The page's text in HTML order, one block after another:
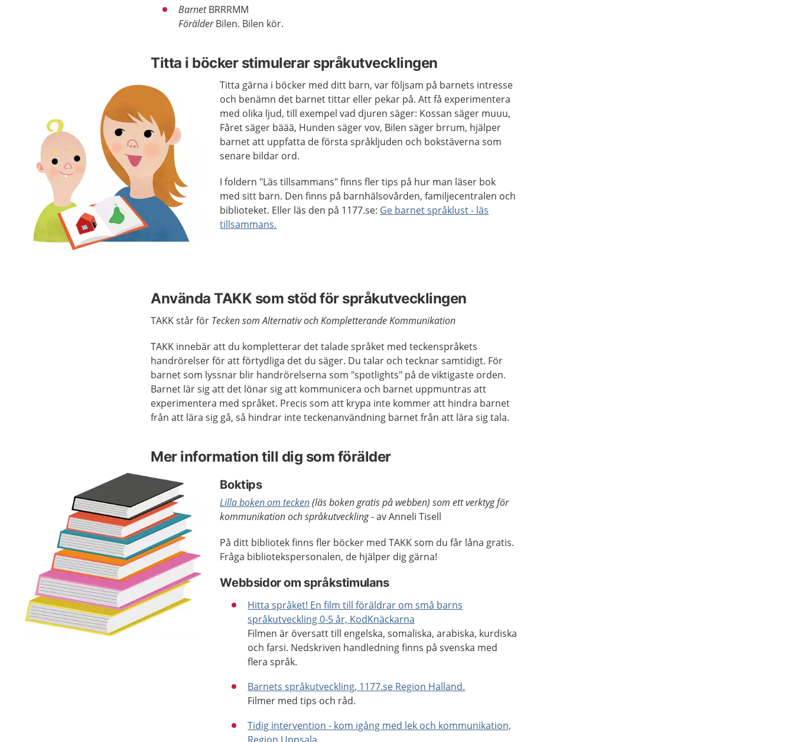
BarnetBRRRMM
FörälderBilen. Bilen kör.
Titta i böcker stimulerar språkutvecklingen
Titta gärna i böcker med ditt barn, var följsam på barnets intresse
och benämn det barnet tittar eller pekar på. Att få experimentera
med olika ljud, till exempel vad djuren säger: Kossan säger muuu,
Fåret säger bäää, Hunden säger vov, Bilen säger brrum, hjälper
barnet att uppfatta de första språkljuden och bokstäverna som
senare bildar ord.
I foldern "Läs tillsammans" finns fler tips på hur man läser bok
med sitt barn. Den finns på barnhälsovården, familjecentralen och
biblioteket. Eller läs den på 1177.se: Ge barnet språklust - läs
tillsammans.
Använda TAKK som stöd för språkutvecklingen
TAKK står för Tecken som Alternativ och Kompletterande Kommunikation
TAKK innebär att du kompletterar det talade språket med teckenspråkets
handrörelser för att förtydliga det du säger. Du talar och tecknar samtidigt. För
barnet som lyssnar blir handrörelserna som "spotlights" på de viktigaste orden.
Barnet lär sig att det lönar sig att kommunicera och barnet uppmuntras att
experimentera med språket. Precis som att krypa inte kommer att hindra barnet
från att lära sig gå, så hindrar inte teckenanvändning barnet från att lära sig tala.
Mer information till dig som förälder
Boktips
Lilla boken om tecken(läs boken gratis på webben) som ett verktyg för
kommunikation och språkutveckling- av Anneli Tisell
På ditt bibliotek finns fler böcker med TAKK som du får låna gratis.
Fråga bibliotekspersonalen, de hjälper dig gärna!
Webbsidor om språkstimulans
Hitta språket! En film till föräldrar om små barns
språkutveckling 0-5 år, KodKnäckarna
Filmen är översatt till engelska, somaliska, arabiska, kurdiska
och farsi. Nedskriven handledning finns på svenska med
flera språk.
Barnets språkutveckling, 1177.se Region Halland.
Filmer med tips och råd.
Tidig intervention - kom igång med lek och kommunikation,
Region Uppsala